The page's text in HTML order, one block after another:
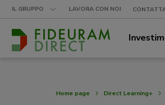
IL GRUPPO LAVORA CON NOI
Home page Direct Learning+